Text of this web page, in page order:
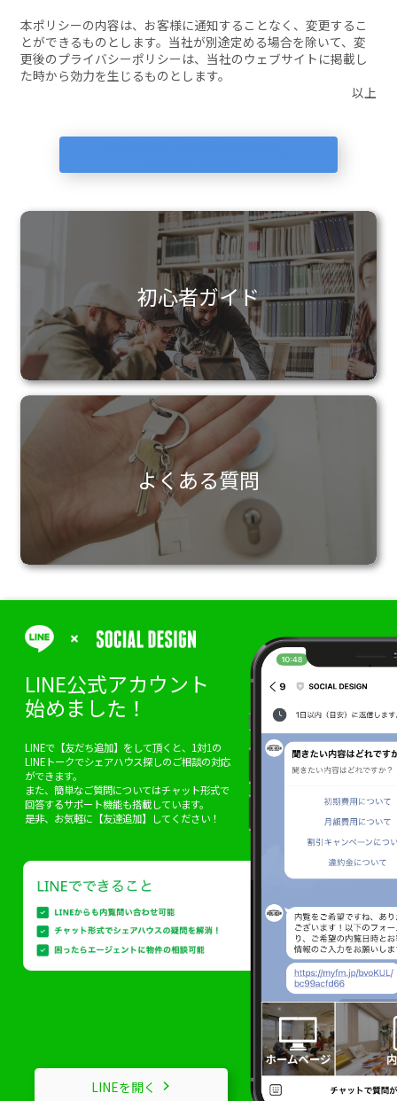
本ポリシーの内容は、お客様に通知することなく、変更するこ
とができるものとします。当社が別途定める場合を除いて、変
更後のプライバシーポリシーは、当社のウェブサイトに掲載し
た時から効力を生じるものとします。
以上
LINE公式アカウント
始めました！
LINEで【友だち追加】をして頂くと、1対1の
LINEトークでシェアハウス探しのご相談の対応
ができます。
また、簡単なご質問についてはチャット形式で
回答するサポート機能も搭載しています。
是非、お気軽に【友達追加】してください！
LINEを開く
初心者ガイド
よくある質問